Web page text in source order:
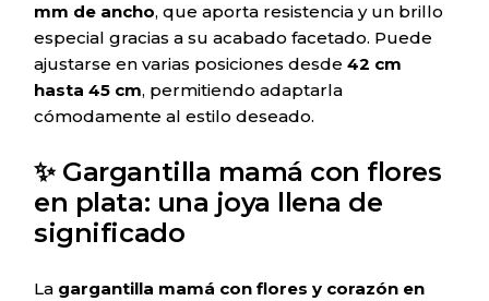
mm de ancho, que aporta resistencia y un brillo
especial gracias a su acabado facetado. Puede
ajustarse en varias posiciones desde42 cm
hasta 45 cm, permitiendo adaptarla
cómodamente al estilo deseado.
✨ Gargantilla mamá con flores
en plata: una joya llena de
significado
La gargantilla mamá con flores y corazón en